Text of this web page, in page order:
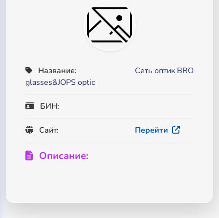
Название:
Сеть оптик BRO
glasses&JOPS optic
БИН:
Сайт: Перейти
Описание: